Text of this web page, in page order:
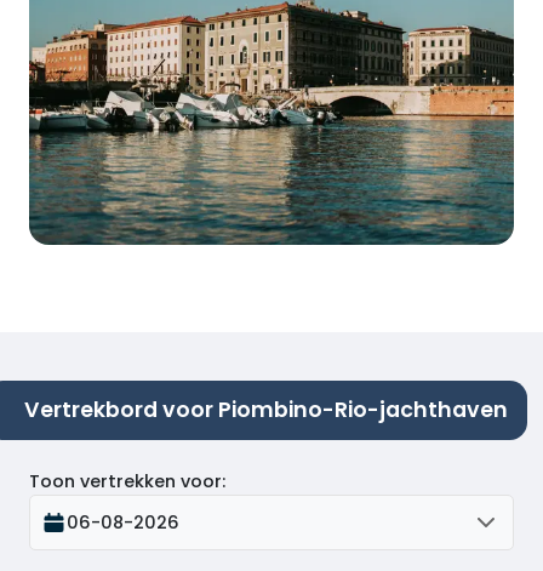
Vertrekbord voor Piombino-Rio-jachthaven
Toon vertrekken voor:
06-08-2026